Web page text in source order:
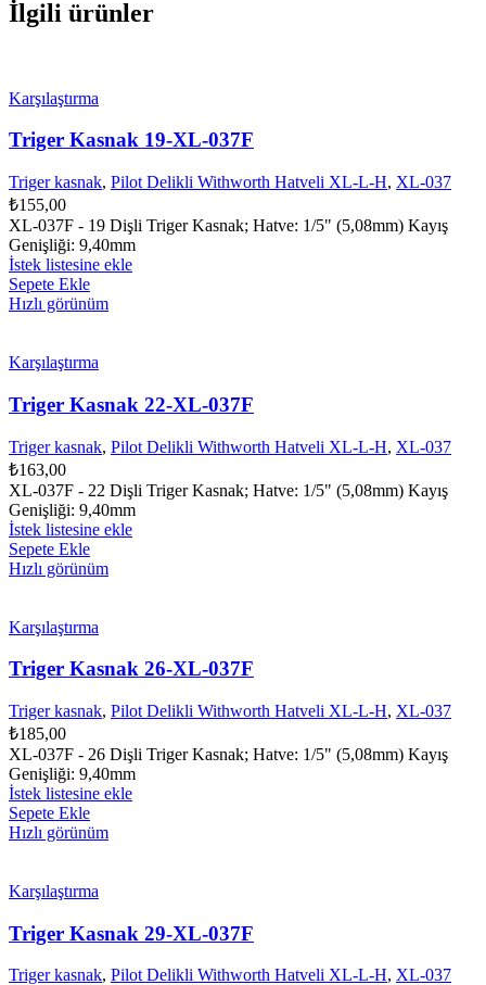
İlgili ürünler
Karşılaştırma
Triger Kasnak 19-XL-037F
Triger kasnak, Pilot Delikli Withworth Hatveli XL-L-H, XL-037
₺155,00
XL-037F - 19 Dişli Triger Kasnak; Hatve: 1/5" (5,08mm) Kayış
Genişliği: 9,40mm
İstek listesine ekle
Sepete Ekle
Hızlı görünüm
Karşılaştırma
Triger Kasnak 22-XL-037F
Triger kasnak, Pilot Delikli Withworth Hatveli XL-L-H, XL-037
₺163,00
XL-037F - 22 Dişli Triger Kasnak; Hatve: 1/5" (5,08mm) Kayış
Genişliği: 9,40mm
İstek listesine ekle
Sepete Ekle
Hızlı görünüm
Karşılaştırma
Triger Kasnak 26-XL-037F
Triger kasnak, Pilot Delikli Withworth Hatveli XL-L-H, XL-037
₺185,00
XL-037F - 26 Dişli Triger Kasnak; Hatve: 1/5" (5,08mm) Kayış
Genişliği: 9,40mm
İstek listesine ekle
Sepete Ekle
Hızlı görünüm
Karşılaştırma
Triger Kasnak 29-XL-037F
Triger kasnak, Pilot Delikli Withworth Hatveli XL-L-H, XL-037